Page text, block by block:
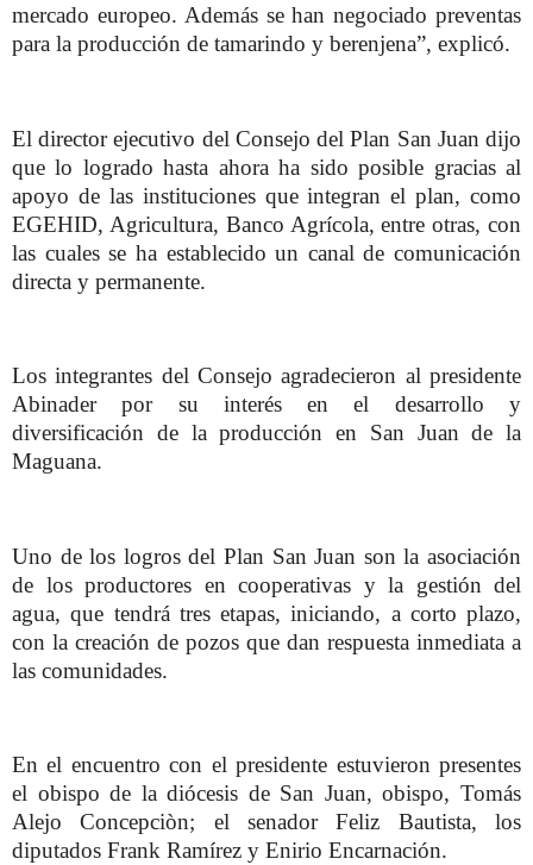
mercado europeo. Además se han negociado preventas
para la producción de tamarindo y berenjena”, explicó.
El director ejecutivo del Consejo del Plan San Juan dijo
que lo logrado hasta ahora ha sido posible gracias al
apoyo de las instituciones que integran el plan, como
EGEHID, Agricultura, Banco Agrícola, entre otras, con
las cuales se ha establecido un canal de comunicación
directa y permanente.
Los integrantes del Consejo agradecieron al presidente
Abinader por su interés en el desarrollo y
diversificación de la producción en San Juan de la
Maguana.
Uno de los logros del Plan San Juan son la asociación
de los productores en cooperativas y la gestión del
agua, que tendrá tres etapas, iniciando, a corto plazo,
con la creación de pozos que dan respuesta inmediata a
las comunidades.
En el encuentro con el presidente estuvieron presentes
el obispo de la diócesis de San Juan, obispo, Tomás
Alejo Concepciòn; el senador Feliz Bautista, los
diputados Frank Ramírez y Enirio Encarnación.